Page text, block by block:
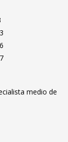
medio de